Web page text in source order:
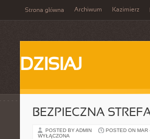
Strona główna Archiwum Kazimierz
DZISIAJ
BEZPIECZNA
POSTED BY ADMIN POSTED ON MAR
WYŁĄCZONA